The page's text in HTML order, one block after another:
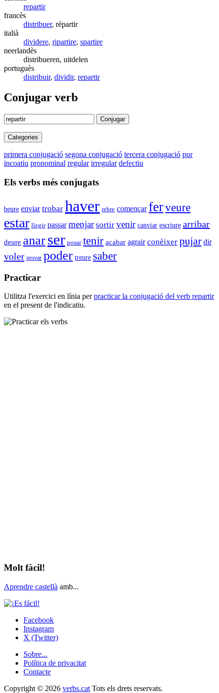
repartir
francès
distribuer, répartir
italià
dividere, ripartire, spartire
neerlandès
distribueren, uitdelen
portuguès
distribuir, dividir, repartir
Conjugar verb
Conjugar
Categories
primera conjugació segona conjugació tercera conjugació pur
incoatiu pronominal regular irregular defectiu
Els verbs més conjugats
beure enviar trobar haver rebre començar ferveure
estar llegir passar menjar sortir venir canviar escriure arribar
deure anarser posar tenir acabar agrair conèixer pujar dir
voler provar poder treure saber
Practicar
Utilitza l'exercici en línia perpracticar la conjugació del verb repartir
en el present de l'indicatiu.
Molt fàcil!
Aprendre castellà amb...
Facebook
Instagram
X (Twitter)
Sobre...
Política de privacitat
Contacte
Copyright © 2026 verbs.cat Tots els drets reservats.